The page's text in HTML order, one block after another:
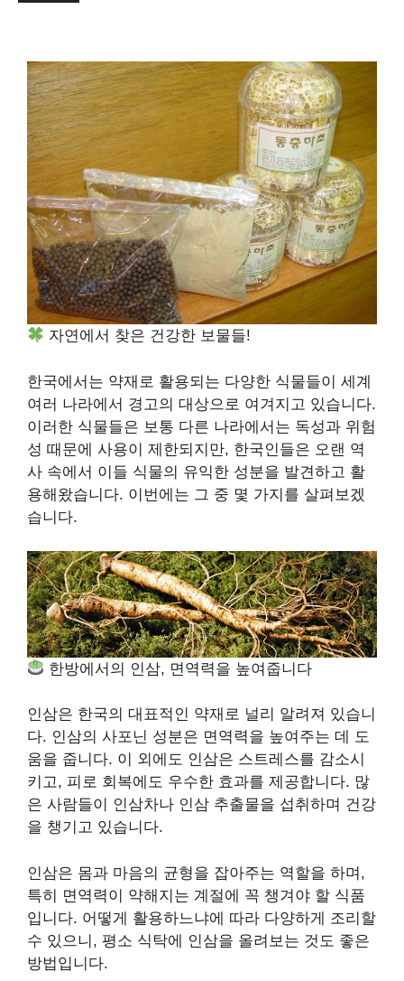
자연에서 찾은 건강한 보물들!
한국에서는 약재로 활용되는 다양한 식물들이 세계
여러 나라에서 경고의 대상으로 여겨지고 있습니다.
이러한 식물들은 보통 다른 나라에서는 독성과 위험
성 때문에 사용이 제한되지만, 한국인들은 오랜 역
사 속에서 이들 식물의 유익한 성분을 발견하고 활
용해왔습니다. 이번에는 그 중 몇 가지를 살펴보겠
습니다.
한방에서의 인삼, 면역력을 높여줍니다
인삼은 한국의 대표적인 약재로 널리 알려져 있습니
다. 인삼의 사포닌 성분은 면역력을 높여주는 데 도
움을 줍니다. 이 외에도 인삼은 스트레스를 감소시
키고, 피로 회복에도 우수한 효과를 제공합니다. 많
은 사람들이 인삼차나 인삼 추출물을 섭취하며 건강
을 챙기고 있습니다.
인삼은 몸과 마음의 균형을 잡아주는 역할을 하며,
특히 면역력이 약해지는 계절에 꼭 챙겨야 할 식품
입니다. 어떻게 활용하느냐에 따라 다양하게 조리할
수 있으니, 평소 식탁에 인삼을 올려보는 것도 좋은
방법입니다.